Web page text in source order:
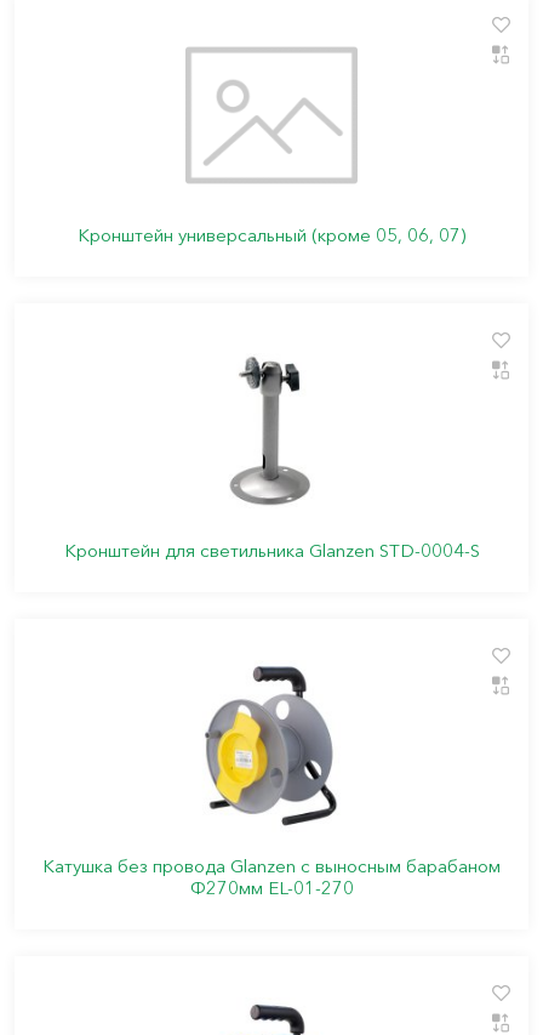
Кронштейн универсальный (кроме 05, 06, 07)
Кронштейн для светильника Glanzen STD-0004-S
Катушка без провода Glanzen с выносным барабаном
Ф270мм EL-01-270